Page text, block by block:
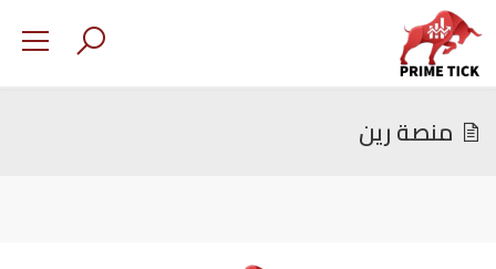
منصة رين